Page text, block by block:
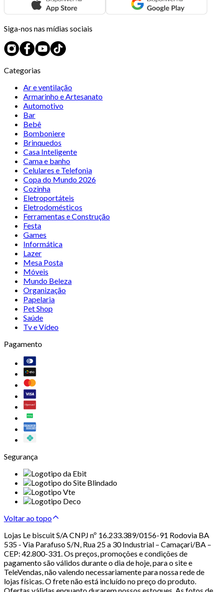
Siga-nos nas mídias sociais
Categorias
Ar e ventilação
Armarinho e Artesanato
Automotivo
Bar
Bebê
Bomboniere
Brinquedos
Casa Inteligente
Cama e banho
Celulares e Telefonia
Copa do Mundo 2026
Cozinha
Eletroportáteis
Eletrodomésticos
Ferramentas e Construção
Festa
Games
Informática
Lazer
Mesa Posta
Móveis
Mundo Beleza
Organização
Papelaria
Pet Shop
Saúde
Tv e Vídeo
Pagamento
Segurança
Voltar ao topo
Lojas Le biscuit S/A CNPJ nº 16.233.389/0156-91 Rodovia BA
535 - Via Parafuso S/N, Rua 25 a 30 Industrial – Camaçari/BA –
CEP: 42.800-331. Os preços, promoções e condições de
pagamento são válidos durante o dia de hoje, para o site e
TeleVendas, não valendo necessariamente para nossa rede de
lojas físicas. O frete não está incluído no preço do produto.